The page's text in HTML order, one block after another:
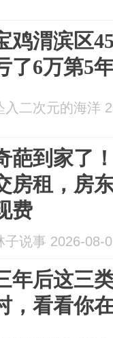
鸡渭滨区
了6万第5
入二次元的海洋
葩到家了
房租，房
费
子说事 2026-08-
年后这三
，看看你